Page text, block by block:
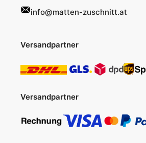
info@matten-zuschnitt.at
Versandpartner
Versandpartner